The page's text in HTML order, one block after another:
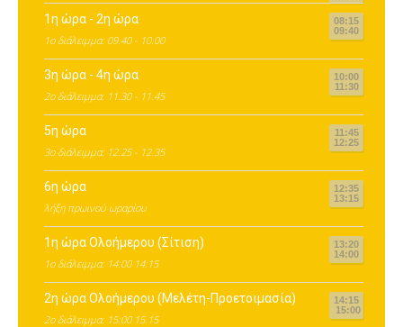
08:15
09:40
1η ώρα - 2η ώρα
1ο διάλειμμα: 09.40 - 10.00
10:00
11:30
3η ώρα - 4η ώρα
2ο διάλειμμα: 11.30 - 11.45
11:45
12:25
5η ώρα
3ο διάλειμμα: 12.25 - 12.35
12:35
13:15
6η ώρα
λήξη πρωινού ωραρίου
13:20
14:00
1η ώρα Ολοήμερου (Σίτιση)
1ο διάλειμμα: 14:00 14:15
14:15
15:00
2η ώρα Ολοήμερου (Μελέτη-Προετοιμασία)
2ο διάλειμμα: 15:00 15.15